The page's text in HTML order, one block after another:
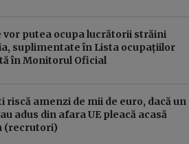
vor putea ocupa lucrătorii străini
suplimentate în Lista ocupațiilor
în Monitorul Oficial
riscă amenzi de mii de euro, dacă un
adus din afara UE pleacă acasă
(recrutori)